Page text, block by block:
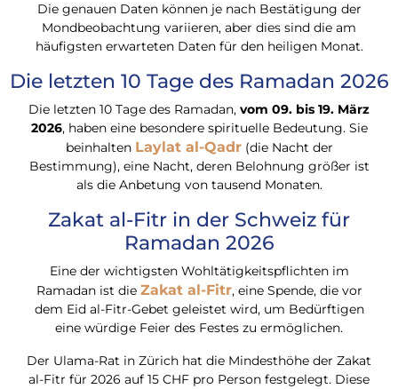
Die genauen Daten können je nach Bestätigung der
Mondbeobachtung variieren, aber dies sind die am
häufigsten erwarteten Daten für den heiligen Monat.
Die letzten 10 Tage des Ramadan 2026
Die letzten 10 Tage des Ramadan, vom 09. bis 19. März
2026, haben eine besondere spirituelle Bedeutung. Sie
beinhalten Laylat al-Qadr(die Nacht der
Bestimmung), eine Nacht, deren Belohnung größer ist
als die Anbetung von tausend Monaten.
Zakat al-Fitr in der Schweiz für
Ramadan 2026
Eine der wichtigsten Wohltätigkeitspflichten im
Ramadan ist die Zakat al-Fitr, eine Spende, die vor
dem Eid al-Fitr-Gebet geleistet wird, um Bedürftigen
eine würdige Feier des Festes zu ermöglichen.
Der Ulama-Rat in Zürich hat die Mindesthöhe der Zakat
al-Fitr für 2026 auf 15 CHF pro Person festgelegt. Diese